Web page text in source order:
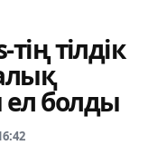
тілдік
болды